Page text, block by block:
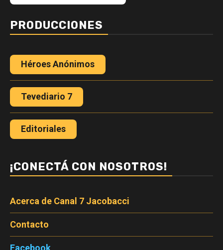
PRODUCCIONES
Héroes Anónimos
Tevediario 7
Editoriales
¡CONECTÁ CON NOSOTROS!
Acerca de Canal 7 Jacobacci
Contacto
Facebook